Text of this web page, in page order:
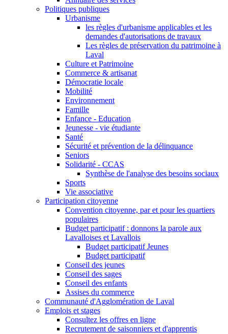
Politiques publiques
Urbanisme
les règles d'urbanisme applicables et les
demandes d'autorisations de travaux
Les règles de préservation du patrimoine à
Laval
Culture et Patrimoine
Commerce & artisanat
Démocratie locale
Mobilité
Environnement
Famille
Enfance - Education
Jeunesse - vie étudiante
Santé
Sécurité et prévention de la délinquance
Seniors
Solidarité - CCAS
Synthèse de l'analyse des besoins sociaux
Sports
Vie associative
Participation citoyenne
Convention citoyenne, par et pour les quartiers
populaires
Budget participatif : donnons la parole aux
Lavalloises et Lavallois
Budget participatif Jeunes
Budget participatif
Conseil des jeunes
Conseil des sages
Conseil des enfants
Assises du commerce
Communauté d'Agglomération de Laval
Emplois et stages
Consultez les offres en ligne
Recrutement de saisonniers et d'apprentis